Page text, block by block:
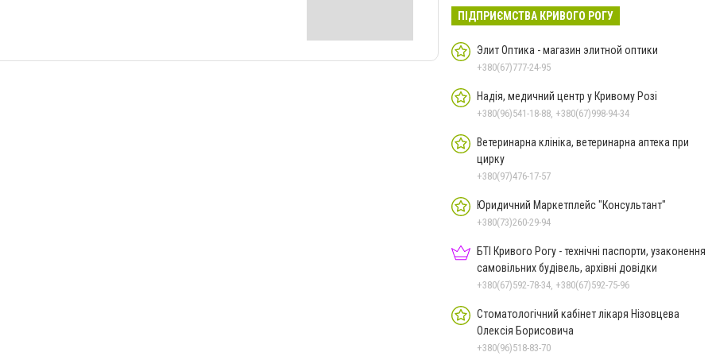
ПІДПРИЄМСТВА КРИВОГО РОГУ
Элит Оптика - магазин элитной оптики
+380(67)777-24-95
Надія, медичний центр у Кривому Розі
+380(96)541-18-88, +380(67)998-94-34
Ветеринарна клініка, ветеринарна аптека при
цирку
+380(97)476-17-57
Юридичний Маркетплейс "Консультант"
+380(73)260-29-94
БТІ Кривого Рогу - технічні паспорти, узаконення
самовільних будівель, архівні довідки
+380(67)592-78-34, +380(67)592-75-96
Стоматологічний кабінет лікаря Нізовцева
Олексія Борисовича
+380(96)518-83-70